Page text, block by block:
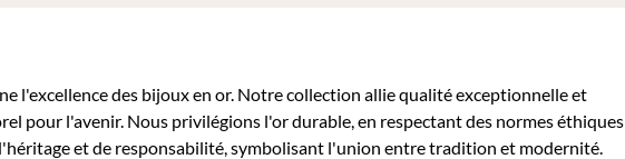
l'excellence des bijoux en or. Notre collection allie qualité exceptionnelle et
pour l'avenir. Nous privilégions l'or durable, en respectant des normes éthiques
et de responsabilité, symbolisant l'union entre tradition et modernité.